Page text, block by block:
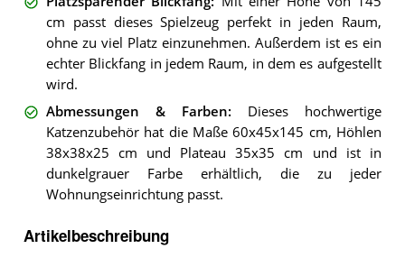
cm passt dieses Spielzeug perfekt in jeden Raum,
ohne zu viel Platz einzunehmen. Außerdem ist es ein
echter Blickfang in jedem Raum, in dem es aufgestellt
wird.
Abmessungen & Farben: Dieses hochwertige
Katzenzubehör hat die Maße 60x45x145 cm, Höhlen
38x38x25 cm und Plateau 35x35 cm und ist in
dunkelgrauer Farbe erhältlich, die zu jeder
Wohnungseinrichtung passt.
Artikelbeschreibung